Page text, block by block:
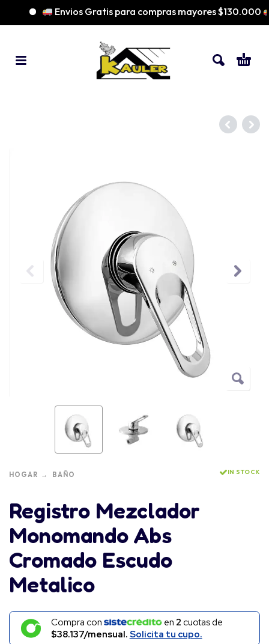
Envios Gratis para compras mayores $130.000
HOGAR BAÑO IN STOCK
Registro Mezclador
Monomando Abs
Cromado Escudo
Metalico
Compra con en 2 cuotas de
$38.137/mensual. Solicita tu cupo.